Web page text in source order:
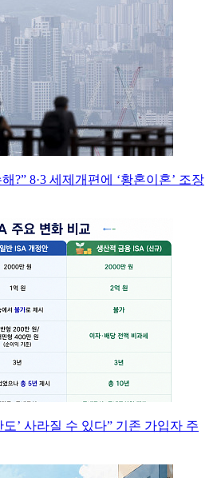
?” 8·3 세제개편에 ‘황혼이혼’ 조장
도’ 사라질 수 있다” 기존 가입자 주